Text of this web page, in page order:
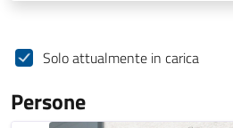
Solo attualmente in carica
Persone